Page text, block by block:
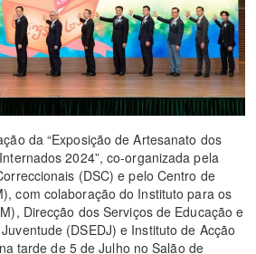
da “Exposição de Artesanato dos
2024”, co-organizada pela
(DSC) e pelo Centro de
com colaboração do Instituto para os
Direcção dos Serviços de Educação e
(DSEDJ) e Instituto de Acção
tarde de 5 de Julho no Salão de